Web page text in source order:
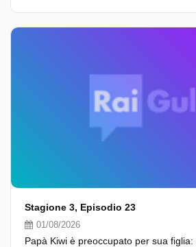
Stagione 3, Episodio 23
01/08/2026
Papà Kiwi è preoccupato per sua